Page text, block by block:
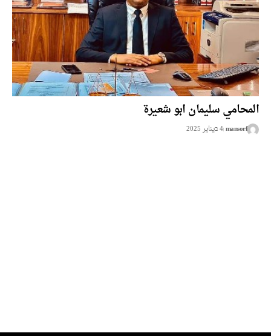
المحامي سليمان ابو شعيرة
mansorf4 בيناير 2025